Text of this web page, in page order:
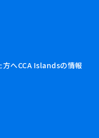
へCCA Islandsの情報